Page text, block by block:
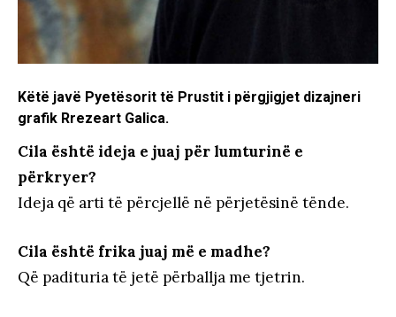
Këtë javë Pyetësorit të Prustit i përgjigjet dizajneri
grafik Rrezeart Galica.
Cila është ideja e juaj për lumturinë e
përkryer?
Ideja që arti të përcjellë në përjetësinë tënde.
Cila është frika juaj më e madhe?
Që padituria të jetë përballja me tjetrin.